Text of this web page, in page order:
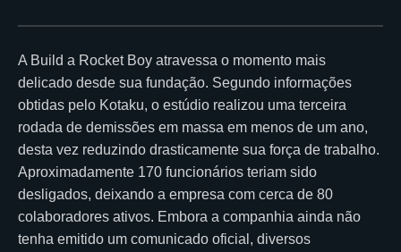
A Build a Rocket Boy atravessa o momento mais
delicado desde sua fundação. Segundo informações
obtidas pelo Kotaku, o estúdio realizou uma terceira
rodada de demissões em massa em menos de um ano,
desta vez reduzindo drasticamente sua força de trabalho.
Aproximadamente 170 funcionários teriam sido
desligados, deixando a empresa com cerca de 80
colaboradores ativos. Embora a companhia ainda não
tenha emitido um comunicado oficial, diversos